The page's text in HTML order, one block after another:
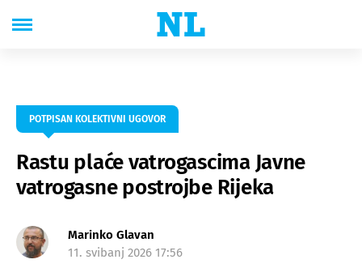
POTPISAN KOLEKTIVNI UGOVOR
Rastu plaće vatrogascima Javne
vatrogasne postrojbe Rijeka
Marinko Glavan
11. svibanj 2026 17:56